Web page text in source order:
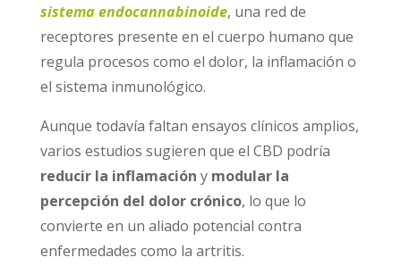
sistema endocannabinoide, una red de
receptores presente en el cuerpo humano que
regula procesos como el dolor, la inflamación o
el sistema inmunológico.
Aunque todavía faltan ensayos clínicos amplios,
varios estudios sugieren que el CBD podría
reducir la inflamación y modular la
percepción del dolor crónico, lo que lo
convierte en un aliado potencial contra
enfermedades como la artritis.